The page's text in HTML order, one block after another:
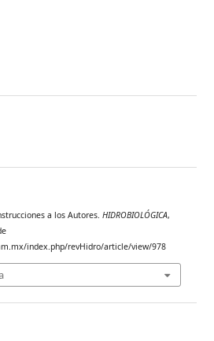
a los Autores.HIDROBIOLÓGICA,
index.php/revHidro/article/view/978